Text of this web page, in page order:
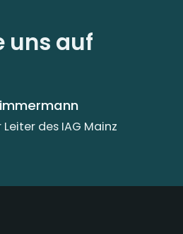
uns auf
des IAG Mainz